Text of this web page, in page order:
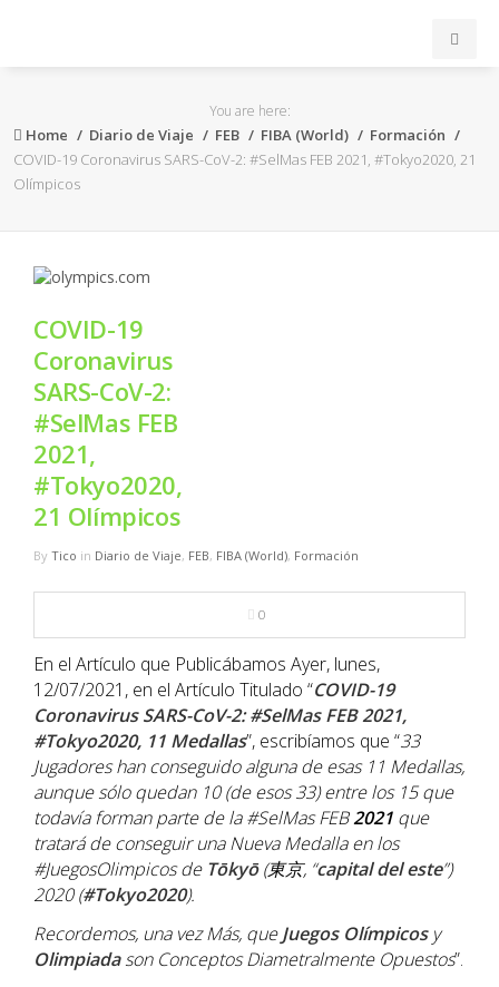
ACB
FEB
FIBA
OTROS
FORMACIÓN
NBA
MULTIMEDIA
You are here:
Home Diario de Viaje FEB FIBA (World)
Formación
COVID-19 Coronavirus SARS-CoV-2: #SelMas FEB 2021, #Tokyo2020, 21
Olímpicos
COVID-19
Coronavirus
SARS-CoV-2:
#SelMas FEB
2021,
#Tokyo2020,
21 Olímpicos
By Tico in Diario de Viaje, FEB, FIBA (World), Formación
0
En el Artículo que Publicábamos Ayer, lunes,
12/07/2021, en el Artículo Titulado “COVID-19
Coronavirus SARS-CoV-2: #SelMas FEB 2021,
#Tokyo2020, 11 Medallas”, escribíamos que “33
Jugadores han conseguido alguna de esas 11 Medallas,
aunque sólo quedan 10 (de esos 33) entre los 15 que
todavía forman parte de la #SelMas FEB2021 que
tratará de conseguir una Nueva Medalla en los
#JuegosOlimpicos de Tōkyō(東京, “capital del este”)
2020 (#Tokyo2020).
Recordemos, una vez Más, queJuegos Olímpicosy
Olimpiadason Conceptos Diametralmente Opuestos”.